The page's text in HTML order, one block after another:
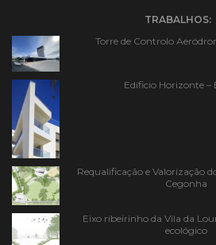
TRABALHOS:
Torre de Controlo
Edificio Horizonte –
Requalificação e Valorização
Cegonha
Eixo ribeirinho da Vila da
ecológico